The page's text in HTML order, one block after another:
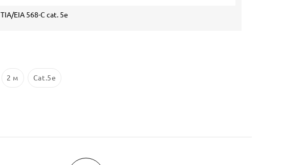
TIA/EIA 568-C cat. 5e
2 м Cat.5e